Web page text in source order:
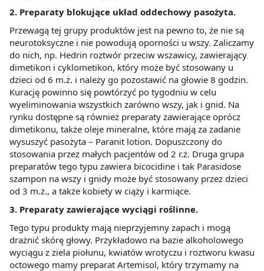
2. Preparaty blokujące układ oddechowy pasożyta.
Przewagą tej grupy produktów jest na pewno to, że nie są
neurotoksyczne i nie powodują oporności u wszy. Zaliczamy
do nich, np. Hedrin roztwór przeciw wszawicy, zawierający
dimetikon i cyklometikon, który może być stosowany u
dzieci od 6 m.ż. i należy go pozostawić na głowie 8 godzin.
Kurację powinno się powtórzyć po tygodniu w celu
wyeliminowania wszystkich zarówno wszy, jak i gnid. Na
rynku dostępne są również preparaty zawierające oprócz
dimetikonu, także oleje mineralne, które mają za zadanie
wysuszyć pasożyta – Paranit lotion. Dopuszczony do
stosowania przez małych pacjentów od 2 r.ż. Druga grupa
preparatów tego typu zawiera bicocidine i tak Parasidose
szampon na wszy i gnidy może być stosowany przez dzieci
od 3 m.ż., a także kobiety w ciąży i karmiące.
3. Preparaty zawierające wyciągi roślinne.
Tego typu produkty mają nieprzyjemny zapach i mogą
drażnić skórę głowy. Przykładowo na bazie alkoholowego
wyciągu z ziela piołunu, kwiatów wrotyczu i roztworu kwasu
octowego mamy preparat Artemisol, który trzymamy na